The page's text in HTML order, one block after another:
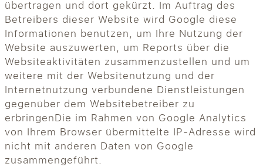
übertragen und dort gekürzt. Im Auftrag des
Betreibers dieser Website wird Google diese
Informationen benutzen, um Ihre Nutzung der
Website auszuwerten, um Reports über die
Websiteaktivitäten zusammenzustellen und um
weitere mit der Websitenutzung und der
Internetnutzung verbundene Dienstleistungen
gegenüber dem Websitebetreiber zu
erbringenDie im Rahmen von Google Analytics
von Ihrem Browser übermittelte IP-Adresse wird
nicht mit anderen Daten von Google
zusammengeführt.